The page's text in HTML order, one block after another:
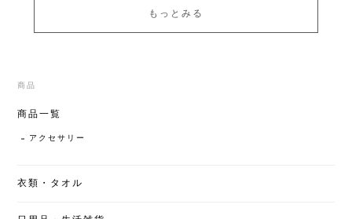
もっとみる
商品
商品一覧
アクセサリー
衣類・タオル